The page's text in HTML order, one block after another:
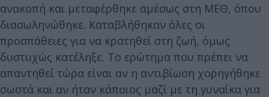
ανακοπή και μεταφέρθηκε αμέσως στη ΜΕΘ, όπου
διασωληνώθηκε. Καταβλήθηκαν όλες οι
προσπάθειες για να κρατηθεί στη ζωή, όμως
δυστυχώς κατέληξε. Το ερώτημα που πρέπει να
απαντηθεί τώρα είναι αν η αντιβίωση χορηγήθηκε
σωστά και αν ήταν κάποιος μαζί με τη γυναίκα για